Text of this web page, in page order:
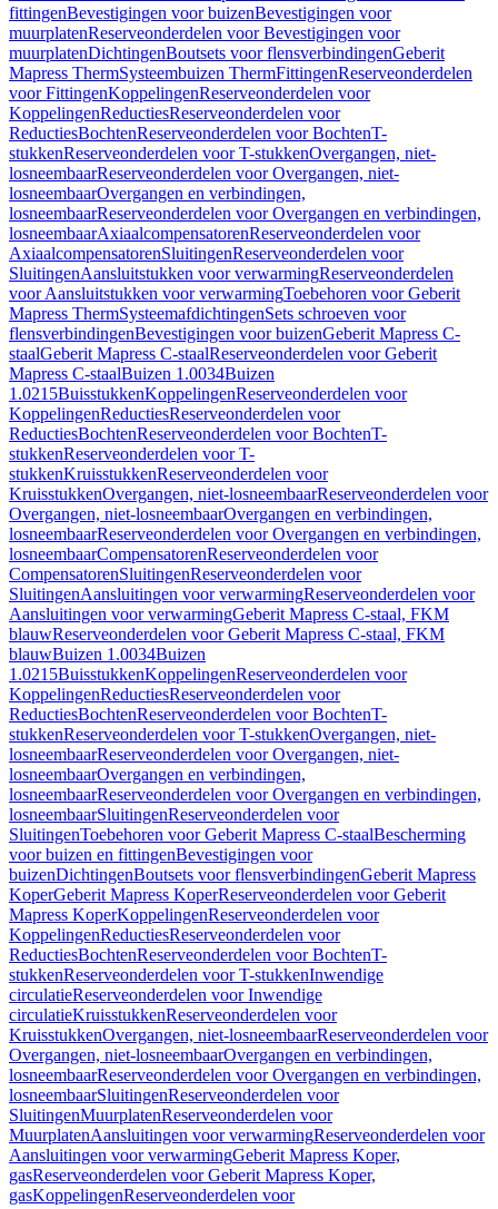
fittingenBevestigingen voor buizenBevestigingen voor
muurplatenReserveonderdelen voor Bevestigingen voor
muurplatenDichtingenBoutsets voor flensverbindingenGeberit
Mapress ThermSysteembuizen ThermFittingenReserveonderdelen
voor FittingenKoppelingenReserveonderdelen voor
KoppelingenReductiesReserveonderdelen voor
ReductiesBochtenReserveonderdelen voor BochtenT-
stukkenReserveonderdelen voor T-stukkenOvergangen, niet-
losneembaarReserveonderdelen voor Overgangen, niet-
losneembaarOvergangen en verbindingen,
losneembaarReserveonderdelen voor Overgangen en verbindingen,
losneembaarAxiaalcompensatorenReserveonderdelen voor
AxiaalcompensatorenSluitingenReserveonderdelen voor
SluitingenAansluitstukken voor verwarmingReserveonderdelen
voor Aansluitstukken voor verwarmingToebehoren voor Geberit
Mapress ThermSysteemafdichtingenSets schroeven voor
flensverbindingenBevestigingen voor buizenGeberit Mapress C-
staalGeberit Mapress C-staalReserveonderdelen voor Geberit
Mapress C-staalBuizen 1.0034Buizen
1.0215BuisstukkenKoppelingenReserveonderdelen voor
KoppelingenReductiesReserveonderdelen voor
ReductiesBochtenReserveonderdelen voor BochtenT-
stukkenReserveonderdelen voor T-
stukkenKruisstukkenReserveonderdelen voor
KruisstukkenOvergangen, niet-losneembaarReserveonderdelen voor
Overgangen, niet-losneembaarOvergangen en verbindingen,
losneembaarReserveonderdelen voor Overgangen en verbindingen,
losneembaarCompensatorenReserveonderdelen voor
CompensatorenSluitingenReserveonderdelen voor
SluitingenAansluitingen voor verwarmingReserveonderdelen voor
Aansluitingen voor verwarmingGeberit Mapress C-staal, FKM
blauwReserveonderdelen voor Geberit Mapress C-staal, FKM
blauwBuizen 1.0034Buizen
1.0215BuisstukkenKoppelingenReserveonderdelen voor
KoppelingenReductiesReserveonderdelen voor
ReductiesBochtenReserveonderdelen voor BochtenT-
stukkenReserveonderdelen voor T-stukkenOvergangen, niet-
losneembaarReserveonderdelen voor Overgangen, niet-
losneembaarOvergangen en verbindingen,
losneembaarReserveonderdelen voor Overgangen en verbindingen,
losneembaarSluitingenReserveonderdelen voor
SluitingenToebehoren voor Geberit Mapress C-staalBescherming
voor buizen en fittingenBevestigingen voor
buizenDichtingenBoutsets voor flensverbindingenGeberit Mapress
KoperGeberit Mapress KoperReserveonderdelen voor Geberit
Mapress KoperKoppelingenReserveonderdelen voor
KoppelingenReductiesReserveonderdelen voor
ReductiesBochtenReserveonderdelen voor BochtenT-
stukkenReserveonderdelen voor T-stukkenInwendige
circulatieReserveonderdelen voor Inwendige
circulatieKruisstukkenReserveonderdelen voor
KruisstukkenOvergangen, niet-losneembaarReserveonderdelen voor
Overgangen, niet-losneembaarOvergangen en verbindingen,
losneembaarReserveonderdelen voor Overgangen en verbindingen,
losneembaarSluitingenReserveonderdelen voor
SluitingenMuurplatenReserveonderdelen voor
MuurplatenAansluitingen voor verwarmingReserveonderdelen voor
Aansluitingen voor verwarmingGeberit Mapress Koper,
gasReserveonderdelen voor Geberit Mapress Koper,
gasKoppelingenReserveonderdelen voor